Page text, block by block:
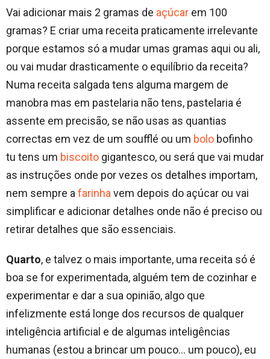
Vai adicionar mais 2 gramas de açúcar em 100
gramas? E criar uma receita praticamente irrelevante
porque estamos só a mudar umas gramas aqui ou ali,
ou vai mudar drasticamente o equilíbrio da receita?
Numa receita salgada tens alguma margem de
manobra mas em pastelaria não tens, pastelaria é
assente em precisão, se não usas as quantias
correctas em vez de um soufflé ou um bolo bofinho
tu tens um biscoito gigantesco, ou será que vai mudar
as instruções onde por vezes os detalhes importam,
nem sempre a farinha vem depois do açúcar ou vai
simplificar e adicionar detalhes onde não é preciso ou
retirar detalhes que são essenciais.
Quarto, e talvez o mais importante, uma receita só é
boa se for experimentada, alguém tem de cozinhar e
experimentar e dar a sua opinião, algo que
infelizmente está longe dos recursos de qualquer
inteligência artificial e de algumas inteligências
humanas (estou a brincar um pouco… um pouco), eu